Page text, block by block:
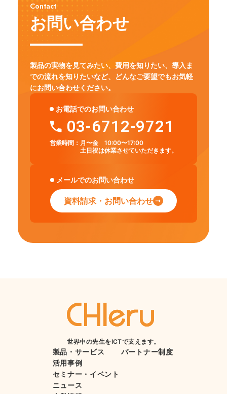
Contact
お問い合わせ
製品の実物を見てみたい、費用を知りたい、導入ま
での流れを知りたいなど、
どんなご要望でもお気軽
にお問い合わせください。
お電話でのお問い合わせ
03-6712-9721
営業時間： 月〜金 10:00〜17:00
土日祝は休業させていただきます。
メールでのお問い合わせ
資料請求・お問い合わせ
世界中の先生をICTで支えます。
製品・サービス
活用事例
セミナー・イベント
ニュース
パートナー制度